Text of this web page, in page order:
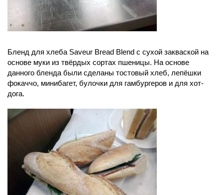
Бленд для хлеба Saveur Bread Blend с сухой закваской на
основе муки из твёрдых сортах пшеницы. На основе
данного бленда были сделаны тостовый хлеб, лепёшки
фокаччо, минибагет, булочки для гамбургеров и для хот-
дога.